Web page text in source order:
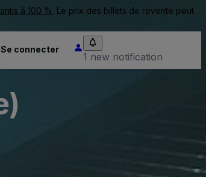
à 100 %. Le prix des billets de revente peut
Se connecter
1 new notification